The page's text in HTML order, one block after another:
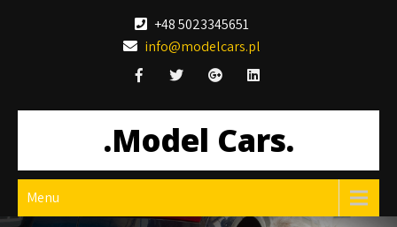
+48 5023345651
info@modelcars.pl
.Model Cars.
Menu